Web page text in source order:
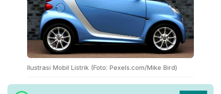
Ilustrasi Mobil Listrik (Foto: Pexels.com/Mike Bird)